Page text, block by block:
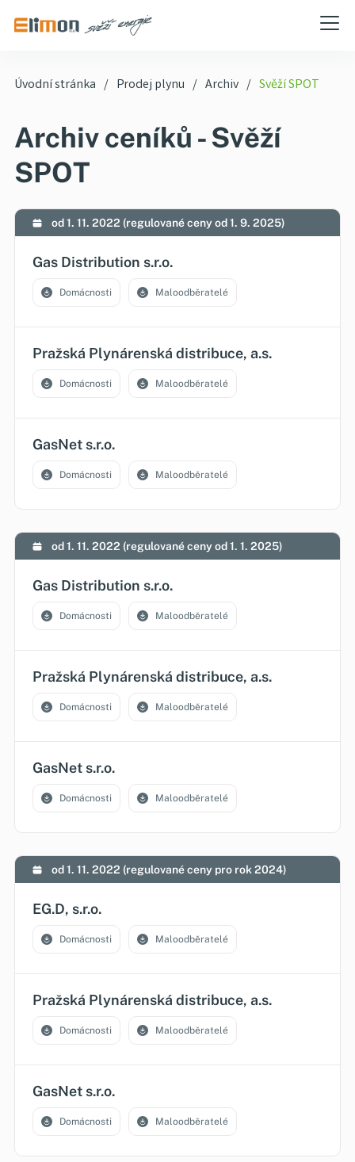
Úvodní stránka Prodej plynu Archiv Svěží SPOT
Archiv ceníků - Svěží
SPOT
od 1. 11. 2022 (regulované ceny od 1. 9. 2025)
Gas Distribution s.r.o.
Domácnosti Maloodběratelé
Pražská Plynárenská distribuce, a.s.
Domácnosti Maloodběratelé
GasNet s.r.o.
Domácnosti Maloodběratelé
od 1. 11. 2022 (regulované ceny od 1. 1. 2025)
Gas Distribution s.r.o.
Domácnosti Maloodběratelé
Pražská Plynárenská distribuce, a.s.
Domácnosti Maloodběratelé
GasNet s.r.o.
Domácnosti Maloodběratelé
od 1. 11. 2022 (regulované ceny pro rok 2024)
EG.D, s.r.o.
Domácnosti Maloodběratelé
Pražská Plynárenská distribuce, a.s.
Domácnosti Maloodběratelé
GasNet s.r.o.
Domácnosti Maloodběratelé